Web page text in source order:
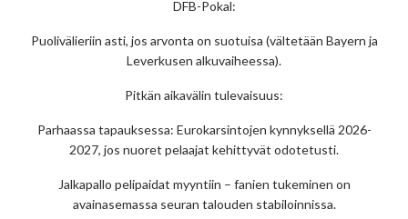
DFB-Pokal:
Puolivälieriin asti, jos arvonta on suotuisa (vältetään Bayern ja
Leverkusen alkuvaiheessa).
Pitkän aikavälin tulevaisuus:
Parhaassa tapauksessa: Eurokarsintojen kynnyksellä 2026-
2027, jos nuoret pelaajat kehittyvät odotetusti.
Jalkapallo pelipaidat myyntiin – fanien tukeminen on
avainasemassa seuran talouden stabiloinnissa.